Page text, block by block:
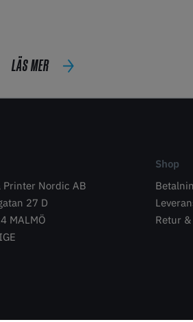
LÄS MER
Printer Nordic AB
27 D
MALMÖ
Shop
Retur